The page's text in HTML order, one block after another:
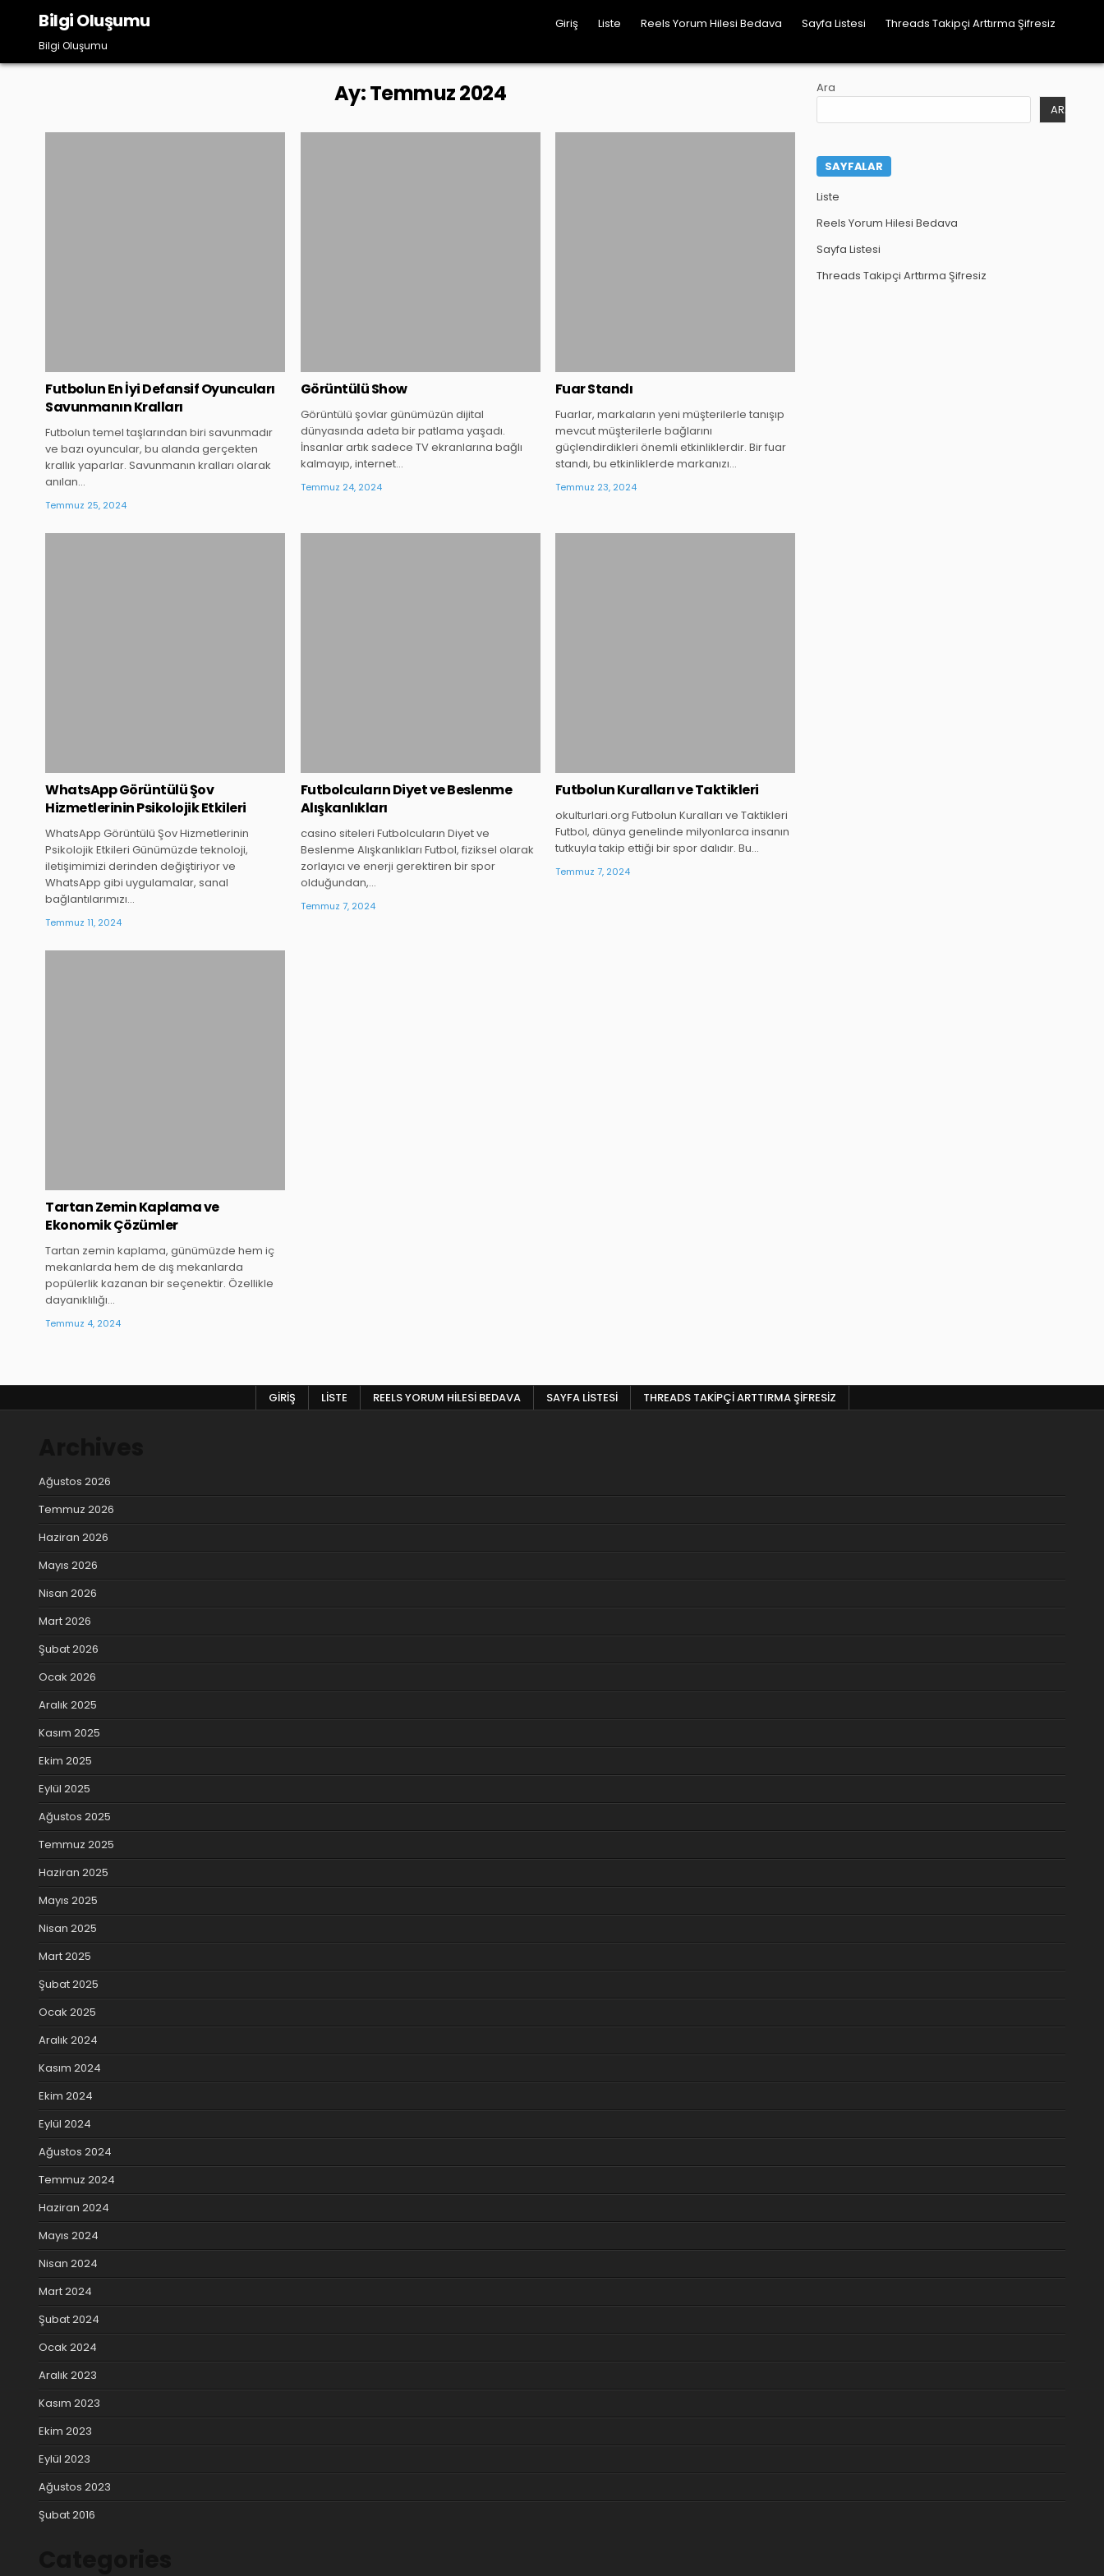
content
Bilgi Oluşumu
Bilgi Oluşumu
Giriş Liste Reels Yorum Hilesi Bedava Sayfa Listesi Threads Takipçi Arttırma Şifresiz
Ay:Temmuz 2024
Futbolun En İyi Defansif Oyuncuları
Savunmanın Kralları
Futbolun temel taşlarından biri savunmadır
ve bazı oyuncular, bu alanda gerçekten
krallık yaparlar. Savunmanın kralları olarak
anılan…
Temmuz 25, 2024
Görüntülü Show
Görüntülü şovlar günümüzün dijital
dünyasında adeta bir patlama yaşadı.
İnsanlar artık sadece TV ekranlarına bağlı
kalmayıp, internet…
Temmuz 24, 2024
Fuar Standı
Fuarlar, markaların yeni müşterilerle tanışıp
mevcut müşterilerle bağlarını
güçlendirdikleri önemli etkinliklerdir. Bir fuar
standı, bu etkinliklerde markanızı…
Temmuz 23, 2024
WhatsApp Görüntülü Şov
Hizmetlerinin Psikolojik Etkileri
WhatsApp Görüntülü Şov Hizmetlerinin
Psikolojik Etkileri Günümüzde teknoloji,
iletişimimizi derinden değiştiriyor ve
WhatsApp gibi uygulamalar, sanal
bağlantılarımızı…
Temmuz 11, 2024
Futbolcuların Diyet ve Beslenme
Alışkanlıkları
casino siteleri Futbolcuların Diyet ve
Beslenme Alışkanlıkları Futbol, fiziksel olarak
zorlayıcı ve enerji gerektiren bir spor
olduğundan,…
Temmuz 7, 2024
Futbolun Kuralları ve Taktikleri
okulturlari.org Futbolun Kuralları ve Taktikleri
Futbol, dünya genelinde milyonlarca insanın
tutkuyla takip ettiği bir spor dalıdır. Bu…
Temmuz 7, 2024
Tartan Zemin Kaplama ve
Ekonomik Çözümler
Tartan zemin kaplama, günümüzde hem iç
mekanlarda hem de dış mekanlarda
popülerlik kazanan bir seçenektir. Özellikle
dayanıklılığı…
Temmuz 4, 2024
Ara
ARA
SAYFALAR
Liste
Reels Yorum Hilesi Bedava
Sayfa Listesi
Threads Takipçi Arttırma Şifresiz
GIRIŞ LISTE REELS YORUM HILESI BEDAVA SAYFA LISTESI THREADS TAKIPÇI ARTTIRMA ŞIFRESIZ
Ağustos 2026
Temmuz 2026
Haziran 2026
Mayıs 2026
Nisan 2026
Mart 2026
Şubat 2026
Ocak 2026
Aralık 2025
Kasım 2025
Ekim 2025
Eylül 2025
Ağustos 2025
Temmuz 2025
Haziran 2025
Mayıs 2025
Nisan 2025
Mart 2025
Şubat 2025
Ocak 2025
Aralık 2024
Kasım 2024
Ekim 2024
Eylül 2024
Ağustos 2024
Temmuz 2024
Haziran 2024
Mayıs 2024
Nisan 2024
Mart 2024
Şubat 2024
Ocak 2024
Aralık 2023
Kasım 2023
Ekim 2023
Eylül 2023
Ağustos 2023
Şubat 2016